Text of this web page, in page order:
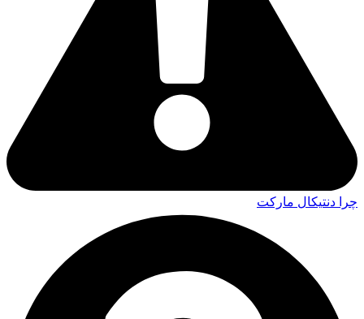
چرا دنتیکال مارکت